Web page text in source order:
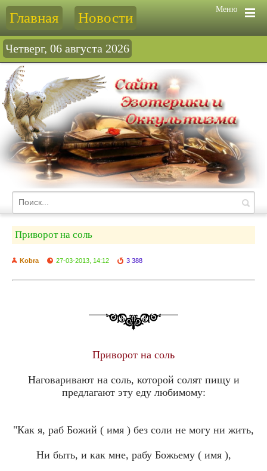
Меню
Главная Новости
Четверг, 06 августа 2026
Приворот на соль
Kobra 27-03-2013, 14:12 3 388
Приворот на соль
Наговаривают на соль, которой солят пищу и
предлагают эту еду любимому:
"Как я, раб Божий ( имя ) без соли не могу ни жить,
Ни быть, и как мне, рабу Божьему ( имя ),